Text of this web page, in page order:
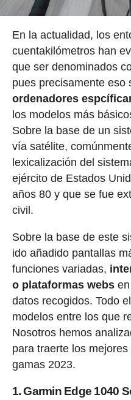
En la actualidad, los
cuentakilómetros han
que ser denominados
pues precisamente eso
ordenadores
los modelos más
Sobre la base de un
vía satélite,
lexicalización del
ejército de Estados
años 80 y que se fue
civil.
Sobre la base de este
ido añadido pantallas
funciones variadas,
o plataformas websen
datos recogidos. Todo
modelos entre los que
Nosotros hemos
para traerte los
gamas 2023.
1. Garmin Edge 1040